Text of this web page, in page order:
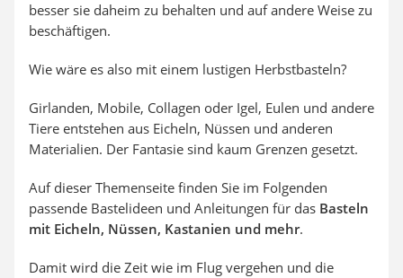
besser sie daheim zu behalten und auf andere Weise zu
beschäftigen.
Wie wäre es also mit einem lustigen Herbstbasteln?
Girlanden, Mobile, Collagen oder Igel, Eulen und andere
Tiere entstehen aus Eicheln, Nüssen und anderen
Materialien. Der Fantasie sind kaum Grenzen gesetzt.
Auf dieser Themenseite finden Sie im Folgenden
passende Bastelideen und Anleitungen für das Basteln
mit Eicheln, Nüssen, Kastanien und mehr.
Damit wird die Zeit wie im Flug vergehen und die